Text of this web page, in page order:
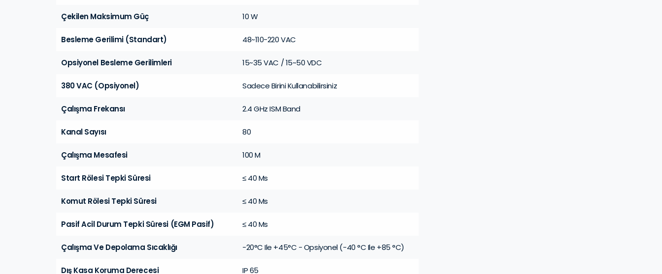
Çekilen Maksimum Güç 10 W
Besleme Gerilimi (Standart) 48~110-220 VAC
Opsiyonel Besleme Gerilimleri 15~35 VAC / 15~50 VDC
380 VAC (Opsiyonel) Sadece Birini Kullanabilirsiniz
Çalışma Frekansı 2.4 GHz ISM Band
Kanal Sayısı 80
Çalışma Mesafesi 100 M
Start Rölesi Tepki Süresi ≤ 40 Ms
Komut Rölesi Tepki Süresi ≤ 40 Ms
Pasif Acil Durum Tepki Süresi (EGM Pasif) ≤ 40 Ms
Çalışma Ve Depolama Sıcaklığı -20°C Ile +45°C - Opsiyonel (-40 °C Ile +85 °C)
Dış Kasa Koruma Derecesi IP 65